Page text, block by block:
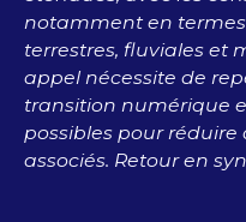
notamment en
terrestres, fluviales et
appel nécessite de
transition numérique
possibles pour
associés. Retour en